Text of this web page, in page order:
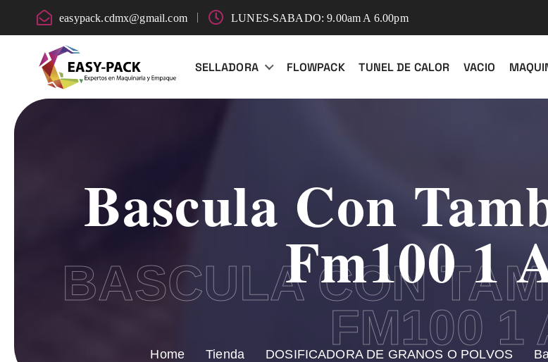
easypack.cdmx@gmail.com LUNES-SABADO: 9.00am A 6.00pm
SELLADORA FLOWPACK TUNEL DE CALOR VACIO
BASCULA CON
FM100 1
Bascula Con
Fm100 1
Home Tienda DOSIFICADORA DE GRANOS O POLVOS